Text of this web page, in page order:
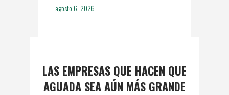
agosto 6, 2026
LAS EMPRESAS QUE HACEN QUE
AGUADA SEA AÚN MÁS GRANDE